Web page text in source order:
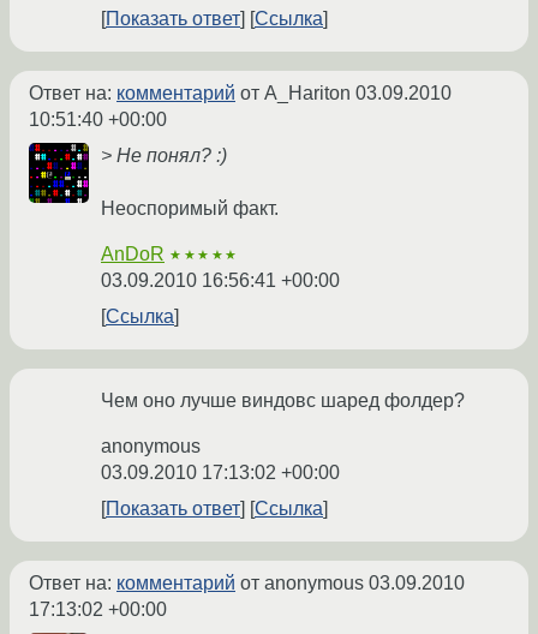
Показать ответ Ссылка
Ответ на: комментарий от A_Hariton 03.09.2010
10:51:40 +00:00
> Не понял? :)
Неоспоримый факт.
AnDoR ★★★★★
03.09.2010 16:56:41 +00:00
Ссылка
Чем оно лучше виндовс шаред фолдер?
anonymous
03.09.2010 17:13:02 +00:00
Показать ответ
Ссылка
Ответ на: комментарий от anonymous 03.09.2010
17:13:02 +00:00